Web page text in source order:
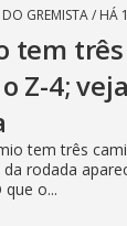
GREMISTA/ HÁ
tem
Z-4;
tem três
rodada
que o...